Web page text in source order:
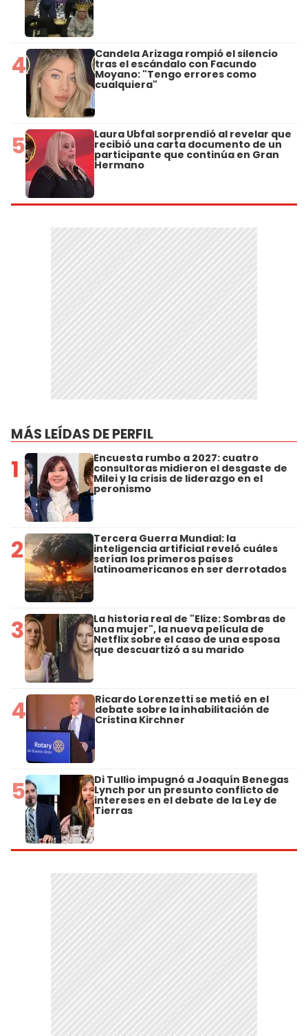
4 Candela Arizaga rompió el silencio
tras el escándalo con Facundo
Moyano: "Tengo errores como
cualquiera"
5 Laura Ubfal sorprendió al revelar que
recibió una carta documento de un
participante que continúa en Gran
Hermano
MÁS LEÍDAS DE PERFIL
1 Encuesta rumbo a 2027: cuatro
consultoras midieron el desgaste de
Milei y la crisis de liderazgo en el
peronismo
2 Tercera Guerra Mundial: la
inteligencia artificial reveló cuáles
serían los primeros países
latinoamericanos en ser derrotados
3 La historia real de "Elize: Sombras de
una mujer", la nueva película de
Netflix sobre el caso de una esposa
que descuartizó a su marido
4 Ricardo Lorenzetti se metió en el
debate sobre la inhabilitación de
Cristina Kirchner
5 Di Tullio impugnó a Joaquín Benegas
Lynch por un presunto conflicto de
intereses en el debate de la Ley de
Tierras